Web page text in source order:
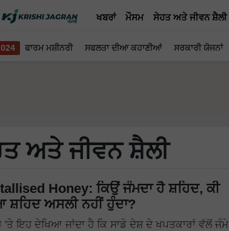
ਖਬਰਾਂ ਮੌਸਮ ਸੇਹਤ ਅਤੇ ਜੀਵਨ ਸ਼ੈਲੀ
ਫਾਰਮ ਮਸ਼ੀਨਰੀ ਸਫਲਤਾ ਦੀਆ ਕਹਾਣੀਆਂ ਸਰਕਾਰੀ ਯੋਜਨਾਂ
ਅਤੇ ਜੀਵਨ ਸ਼ੈਲੀ
Honey: ਕਿਉਂ ਜੰਮਦਾ ਹੈ ਸ਼ਹਿਦ, ਕੀ
ਸ਼ਹਿਦ ਅਸਲੀ ਨਹੀਂ ਹੁੰਦਾ?
ਇਹ ਦੇਖਿਆ ਜਾਂਦਾ ਹੈ ਕਿ ਸਾਡੇ ਦੇਸ਼ ਦੇ ਖਪਤਕਾਰਾਂ ਵੱਲੋਂ ਜੰਮੇ